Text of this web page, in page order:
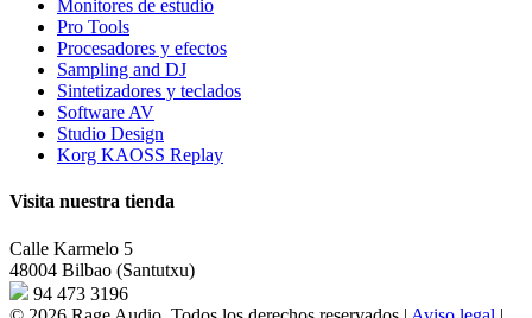
Monitores de estudio
Pro Tools
Procesadores y efectos
Sampling and DJ
Sintetizadores y teclados
Software AV
Studio Design
Korg KAOSS Replay
Visita nuestra tienda
Calle Karmelo 5
48004 Bilbao (Santutxu)
94 473 3196